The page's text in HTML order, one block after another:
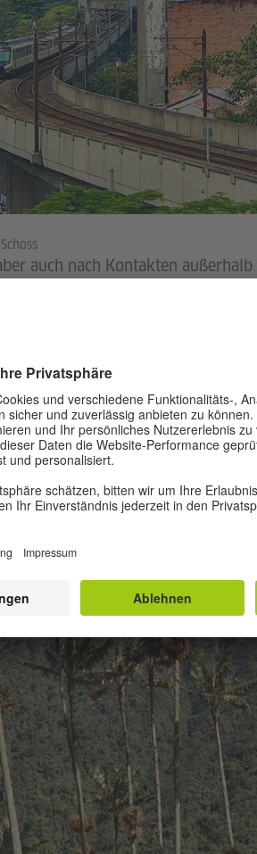
auch nach Kontakten
die Studierendenorganisation
für internationale
Wanderungen,
deutsche Mädels
getroffen habe. Zusammen sind